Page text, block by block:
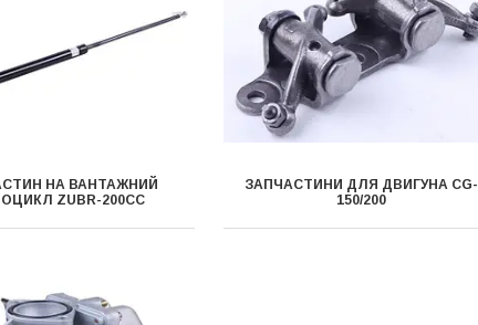
НА ВАНТАЖНИЙ
ZUBR-200CC
ЗАПЧАСТИНИ ДЛЯ ДВИГУНА CG-
150/200